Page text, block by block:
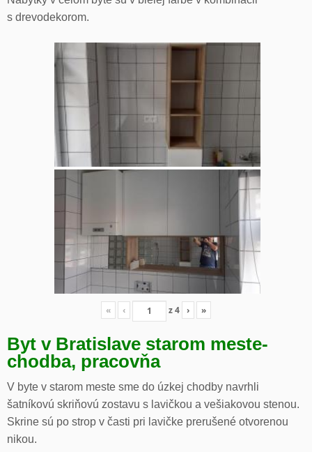
s drevodekorom.
« ‹ z4 › »
Byt v Bratislave starom meste-
chodba, pracovňa
V byte v starom meste sme do úzkej chodby navrhli
šatníkovú skriňovú zostavu s lavičkou a vešiakovou stenou.
Skrine sú po strop v časti pri lavičke prerušené otvorenou
nikou.